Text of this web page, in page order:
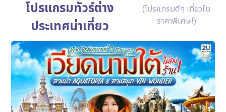
โปรแกรมทัวร์ต่าง
ประเทศน่าเที่ยว
(โปรแกรมดีๆ เที่ยวใน
ราคาพิเศษ!)